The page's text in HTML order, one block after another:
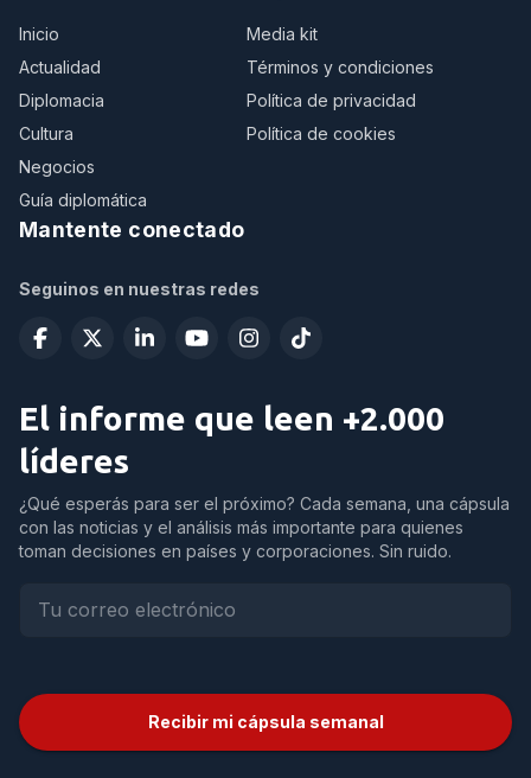
Inicio
Actualidad
Diplomacia
Cultura
Negocios
Guía diplomática
Media kit
Términos y condiciones
Política de privacidad
Política de cookies
Mantente conectado
Seguinos en nuestras redes
El informe que leen +2.000
líderes
¿Qué esperás para ser el próximo? Cada semana, una cápsula
con las noticias y el análisis más importante para quienes
toman decisiones en países y corporaciones. Sin ruido.
Recibir mi cápsula semanal